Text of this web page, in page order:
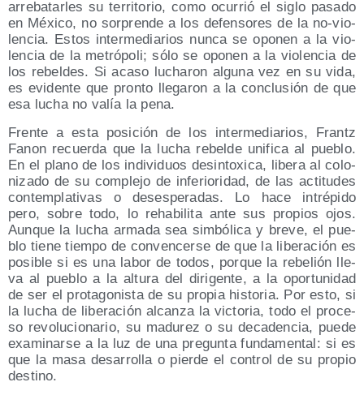
arre­ba­tar­les su terri­to­rio, como ocu­rrió el siglo pasa­do
en Méxi­co, no sor­pren­de a los defen­so­res de la no-vio­
len­cia. Estos inter­me­dia­rios nun­ca se opo­nen a la vio­
len­cia de la metró­po­li; sólo se opo­nen a la vio­len­cia de
los rebel­des. Si aca­so lucha­ron algu­na vez en su vida,
es evi­den­te que pron­to lle­ga­ron a la con­clu­sión de que
esa lucha no valía la pena.
Fren­te a esta posi­ción de los inter­me­dia­rios, Frantz
Fanon recuer­da que la lucha rebel­de uni­fi­ca al pue­blo.
En el plano de los indi­vi­duos des­in­to­xi­ca, libe­ra al colo­
ni­za­do de su com­ple­jo de infe­rio­ri­dad, de las acti­tu­des
con­tem­pla­ti­vas o deses­pe­ra­das. Lo hace intré­pi­do
pero, sobre todo, lo reha­bi­li­ta ante sus pro­pios ojos.
Aun­que la lucha arma­da sea sim­bó­li­ca y bre­ve, el pue­
blo tie­ne tiem­po de con­ven­cer­se de que la libe­ra­ción es
posi­ble si es una labor de todos, por­que la rebe­lión lle­
va al pue­blo a la altu­ra del diri­gen­te, a la opor­tu­ni­dad
de ser el pro­ta­go­nis­ta de su pro­pia his­to­ria. Por esto, si
la lucha de libe­ra­ción alcan­za la vic­to­ria, todo el pro­ce­
so revo­lu­cio­na­rio, su madu­rez o su deca­den­cia, pue­de
exa­mi­nar­se a la luz de una pre­gun­ta fun­da­men­tal: si es
que la masa desa­rro­lla o pier­de el con­trol de su pro­pio
destino.